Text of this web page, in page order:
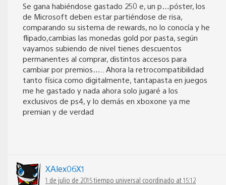
Se gana habiéndose gastado 250 e, un p…póster, los
de Microsoft deben estar partiéndose de risa,
comparando su sistema de rewards, no lo conocía y he
flipado,cambias las monedas gold por pasta, según
vayamos subiendo de nivel tienes descuentos
permanentes al comprar, distintos accesos para
cambiar por premios….. Ahora la retrocompatibilidad
tanto física como digitalmente, tantapasta en juegos
me he gastado y nada ahora solo jugaré a los
exclusivos de ps4, y lo demás en xboxone ya me
premian y de verdad
XAlex06X1
1 de julio de 2015 tiempo universal coordinado at 15:12